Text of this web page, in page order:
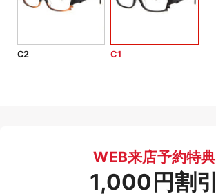
C2 C1
WEB来店予約特典
1,000円割引